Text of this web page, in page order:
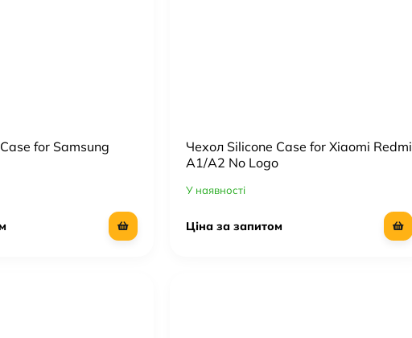
for Samsung
Чехол Silicone Case for Xiaomi Redmi
A1/A2 No Logo
У наявності
Ціна за запитом